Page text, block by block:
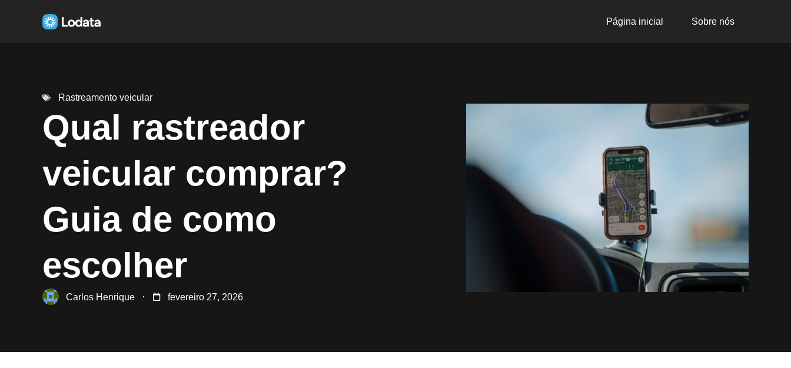
Página inicial Sobre nós
Rastreamento veicular
Qual rastreador
veicular comprar?
Guia de como
escolher
Carlos Henrique fevereiro 27, 2026